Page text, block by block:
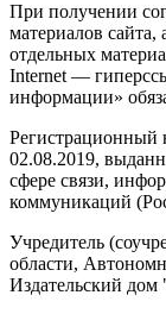
При получении
материалов
отдельных
Internet —
информации»
02.08.2019,
сфере связи,
коммуникаций
Учредитель
области,
Издательский